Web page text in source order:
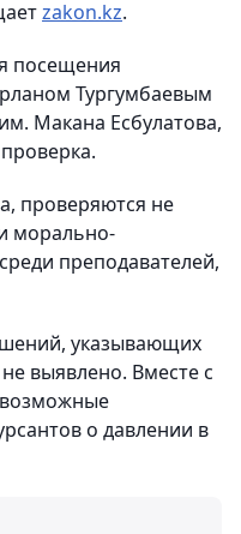
zakon.kz.
посещения
Тургумбаевым
Макана Есбулатова,
проверяются не
морально-
преподавателей,
указывающих
выявлено. Вместе с
о давлении в